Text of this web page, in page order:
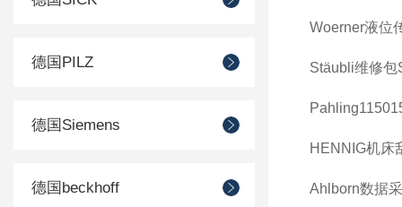
德国PILZ
德国Siemens
德国beckhoff
Woerner液位
Stäubli维修包
HENNIG机床
Ahlborn数据